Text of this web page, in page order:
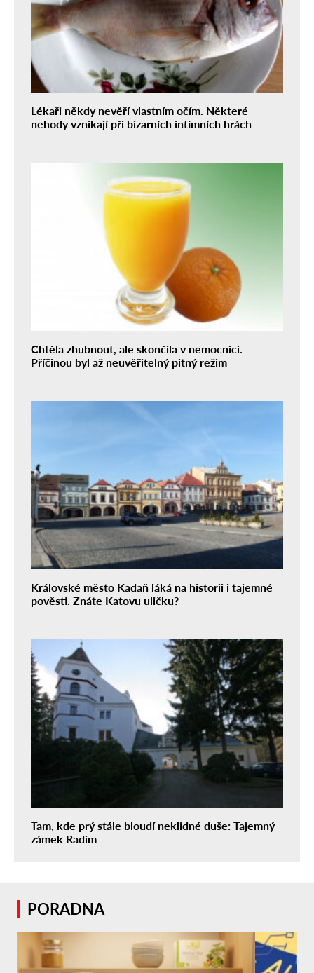
Lékaři někdy nevěří vlastním očím. Některé
nehody vznikají při bizarních intimních hrách
Chtěla zhubnout, ale skončila v nemocnici.
Příčinou byl až neuvěřitelný pitný režim
Královské město Kadaň láká na historii i tajemné
pověsti. Znáte Katovu uličku?
Tam, kde prý stále bloudí neklidné duše: Tajemný
zámek Radim
PORADNA